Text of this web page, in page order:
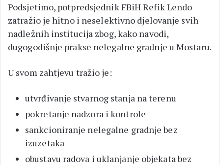
Podsjetimo, potpredsjednik FBiH Refik Lendo
zatražio je hitno i neselektivno djelovanje svih
nadležnih institucija zbog, kako navodi,
dugogodišnje prakse nelegalne gradnje u Mostaru.
U svom zahtjevu tražio je:
utvrđivanje stvarnog stanja na terenu
pokretanje nadzora i kontrole
sankcioniranje nelegalne gradnje bez
izuzetaka
obustavu radova i uklanjanje objekata bez